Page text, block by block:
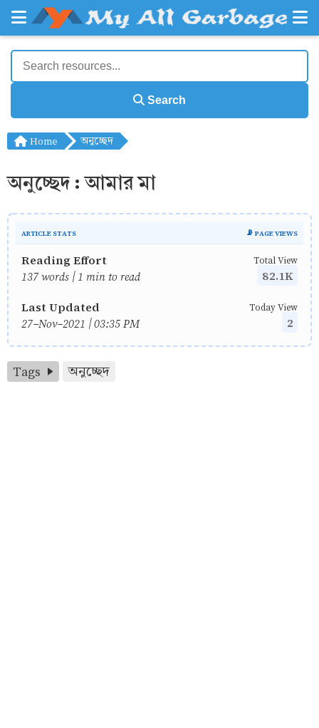
Search
Home অনুচ্ছেদ
অনুচ্ছেদ : আমার মা
ARTICLE STATS 📡 PAGE VIEWS
Reading Effort
137 words | 1 min to read
Total View
82.1K
Last Updated
27-Nov-2021 | 03:35 PM
Today View
2
Tags অনুচ্ছেদ